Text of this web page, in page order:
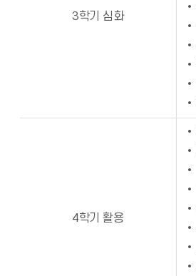
3학기 심화
•
•
•
•
•
4학기 활용
•
•
•
•
•